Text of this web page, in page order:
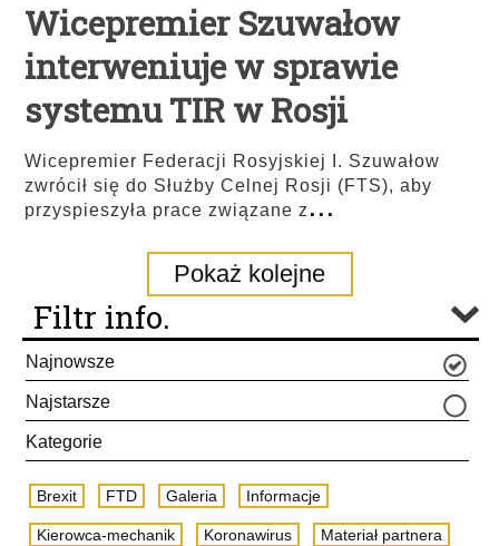
Wicepremier Szuwałow
interweniuje w sprawie
systemu TIR w Rosji
Wicepremier Federacji Rosyjskiej I. Szuwałow
zwrócił się do Służby Celnej Rosji (FTS), aby
przyspieszyła prace związane z...
Pokaż kolejne
Filtr info.
Najnowsze
Najstarsze
Kategorie
Brexit FTD Galeria Informacje
Kierowca-mechanik Koronawirus Materiał partnera